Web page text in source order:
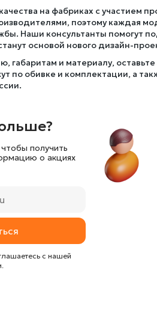
на фабриках с участием
поэтому каждая
Наши консультанты помогут
основой нового дизайн-
и материалу,
по обивке и комплектации, а
получить
о акциях
с нашей